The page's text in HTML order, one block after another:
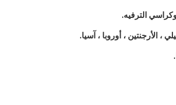
الترفيه.